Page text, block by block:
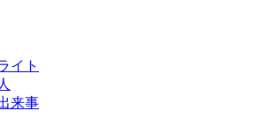
イト
来事